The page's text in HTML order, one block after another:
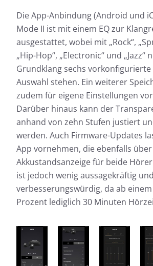
Die App-Anbindung (Android und
Mode II ist mit einem EQ zur
ausgestattet, wobei mit „Rock“,
„Hip-Hop“, „Electronic“ und „Jazz“
Grundklang sechs
Auswahl stehen. Ein weiterer
zudem für eigene Einstellungen
Darüber hinaus kann der
anhand von zehn Stufen justiert
werden. Auch Firmware-Updates
App vornehmen, die ebenfalls
Akkustandsanzeige für beide
ist jedoch wenig aussagekräftig
verbesserungswürdig, da ab
Prozent lediglich 30 Minuten